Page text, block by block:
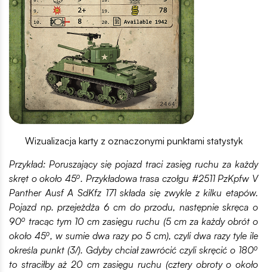
Wizualizacja karty z oznaczonymi punktami statystyk
Przykład: Poruszający się pojazd traci zasięg ruchu za każdy
skręt o około 45⁰. Przykładowa trasa czołgu #2511 PzKpfw V
Panther Ausf A SdKfz 171 składa się zwykle z kilku etapów.
Pojazd np. przejeżdża 6 cm do przodu, następnie skręca o
90⁰ tracąc tym 10 cm zasięgu ruchu (5 cm za każdy obrót o
około 45⁰, w sumie dwa razy po 5 cm), czyli dwa razy tyle ile
określa punkt (3/). Gdyby chciał zawrócić czyli skręcić o 180⁰
to straciłby aż 20 cm zasięgu ruchu (cztery obroty o około